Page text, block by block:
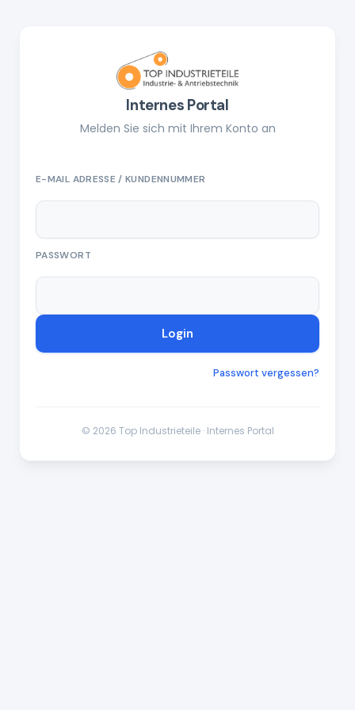
Internes Portal
Melden Sie sich mit Ihrem Konto an
E-MAIL ADRESSE / KUNDENNUMMER
PASSWORT
Passwort vergessen?
© 2026 Top Industrieteile · Internes Portal